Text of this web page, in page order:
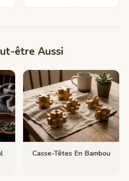
être Aussi
Casse-Têtes En Bambou